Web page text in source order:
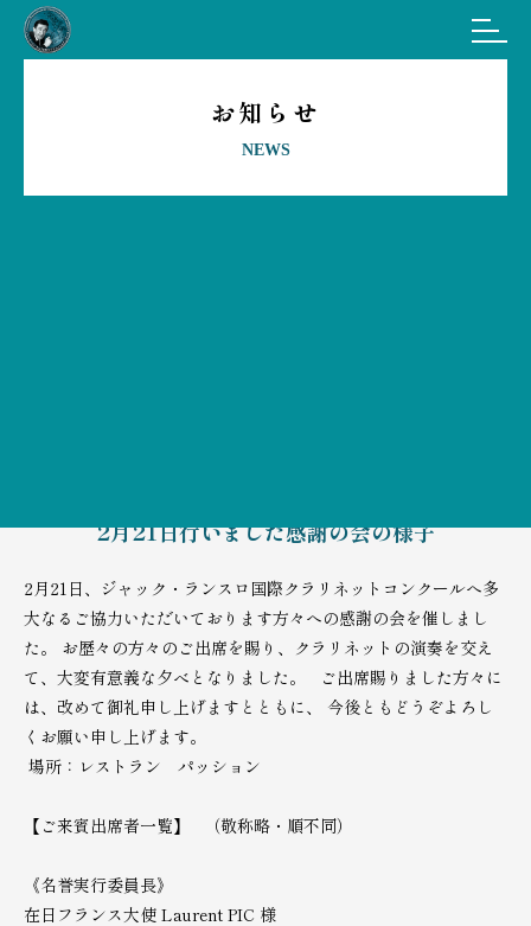
お知らせ
NEWS
2月21日行いました感謝の会の様子
2月21日、ジャック・ランスロ国際クラリネットコンクールへ多
大なるご協力いただいております方々への感謝の会を催しまし
た。 お歴々の方々のご出席を賜り、クラリネットの演奏を交え
て、大変有意義な夕べとなりました。 ご出席賜りました方々に
は、改めて御礼申し上げますとともに、 今後ともどうぞよろし
くお願い申し上げます。
場所：レストラン パッション
【ご来賓出席者一覧】 （敬称略・順不同）
《名誉実行委員長》
在日フランス大使 Laurent PIC 様